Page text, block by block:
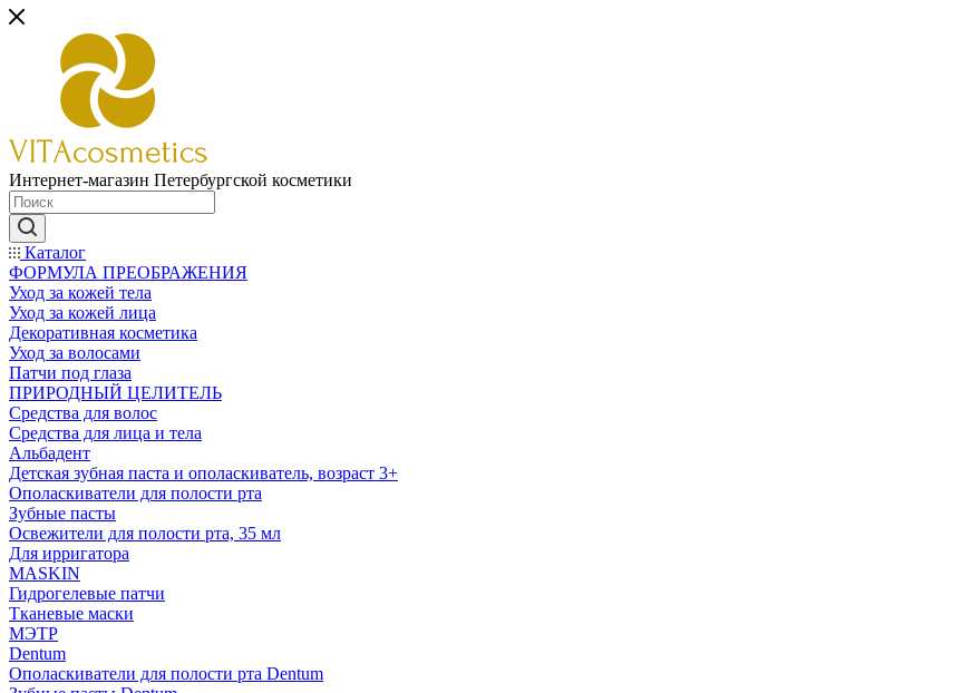
Интернет-магазин Петербургской косметики
Каталог
ФОРМУЛА ПРЕОБРАЖЕНИЯ
Уход за кожей тела
Уход за кожей лица
Декоративная косметика
Уход за волосами
Патчи под глаза
ПРИРОДНЫЙ ЦЕЛИТЕЛЬ
Средства для волос
Средства для лица и тела
Альбадент
Детская зубная паста и ополаскиватель, возраст 3+
Ополаскиватели для полости рта
Зубные пасты
Освежители для полости рта, 35 мл
Для ирригатора
MASKIN
Гидрогелевые патчи
Тканевые маски
МЭТР
Dentum
Ополаскиватели для полости рта Dentum